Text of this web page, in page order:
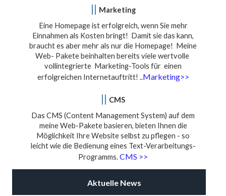
|| Marketing
Eine Homepage ist erfolgreich, wenn Sie mehr
Einnahmen als Kosten bringt! Damit sie das kann,
braucht es aber mehr als nur die Homepage! Meine
Web- Pakete beinhalten bereits viele wertvolle
vollintegrierte Marketing-Tools für einen
erfolgreichen Internetauftritt! ..Marketing>>
|| CMS
Das CMS (Content Management System) auf dem
meine Web-Pakete basieren, bieten Ihnen die
Möglichkeit Ihre Website selbst zu pflegen - so
leicht wie die Bedienung eines Text-Verarbeitungs-
Programms.CMS >>
Aktuelle News